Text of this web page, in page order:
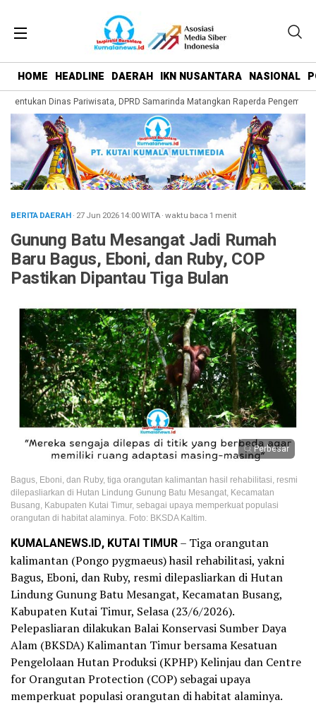
HOME HEADLINE DAERAH IKN NUSANTARA NASIONAL
Dinas Pariwisata, DPRD Samarinda Matangkan Raperda
BERITA DAERAH· 27 Jun 202614:00WITA·waktu baca 1 menit
Gunung Batu Mesangat Jadi Rumah
Baru Bagus, Eboni, dan Ruby, COP
Pastikan Dipantau Tiga Bulan
Perbesar
Bagus, Eboni, dan Ruby, tiga orangutan kalimantan hasil rehabilitasi, resmi
dilepasliarkan di Hutan Lindung Gunung Batu Mesangat, Kecamatan
Busang, Kabupaten Kutai Timur, sebagai upaya memperkuat populasi
orangutan di habitat alaminya. Foto: BKSDA Kaltim.
KUMALANEWS.ID, KUTAI TIMUR– Tiga orangutan
kalimantan (Pongo pygmaeus) hasil rehabilitasi, yakni
Bagus, Eboni, dan Ruby, resmi dilepasliarkan di Hutan
Lindung Gunung Batu Mesangat, Kecamatan Busang,
Kabupaten Kutai Timur, Selasa (23/6/2026).
Pelepasliaran dilakukan Balai Konservasi Sumber Daya
Alam (BKSDA) Kalimantan Timur bersama Kesatuan
Pengelolaan Hutan Produksi (KPHP) Kelinjau dan Centre
for Orangutan Protection (COP) sebagai upaya
memperkuat populasi orangutan di habitat alaminya.